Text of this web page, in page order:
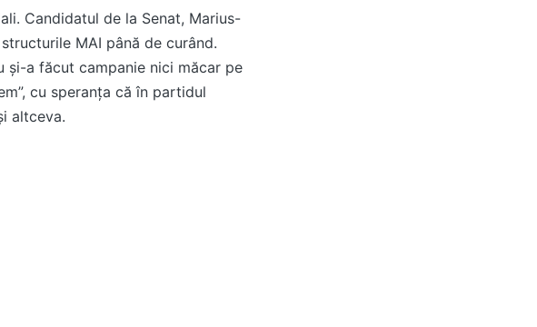
Candidatul de la Senat, Marius-
MAI până de curând.
și-a făcut campanie nici măcar pe
cu speranța că în partidul
altceva.